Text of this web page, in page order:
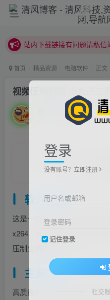
站内下载链接有问题请私信
本站正式开启推广，具体查
站内下载链接有问题请私信
首页 精品资源 电脑软件 正文
视频压缩利器 小丸子工
2021/6/26/ 18:53更新
The future you will
未来的你一定会
软件介绍
这是一款用于处理音视频等多
x264、ffmpeg等命令行程序
压制变得简单、轻松。
主要功能
高质量的H264+AAC视频压
登录
没有账号？立即注册
用户名或邮箱
登录密码
记住登录
社交